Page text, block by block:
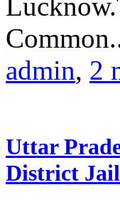
admin, 2
Uttar
District Jail